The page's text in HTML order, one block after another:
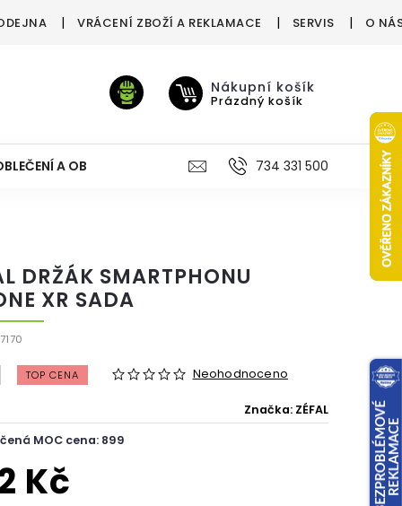
VRÁCENÍ ZBOŽÍ A REKLAMACE SERVIS O
Nákupní košík
Prázdný košík
A OBUV VÝŽIVA VÝPRODEJ %
734 331 500
DRŽÁK SMARTPHONU
XR SADA
TOP CENA Neohodnoceno
Značka: ZÉFAL
MOC cena: 899
Kč